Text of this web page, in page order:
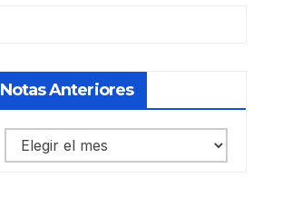
Notas Anteriores
Notas
anteriores